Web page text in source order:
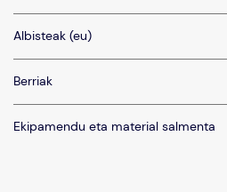
Albisteak (eu)
Berriak
Ekipamendu eta material salmenta